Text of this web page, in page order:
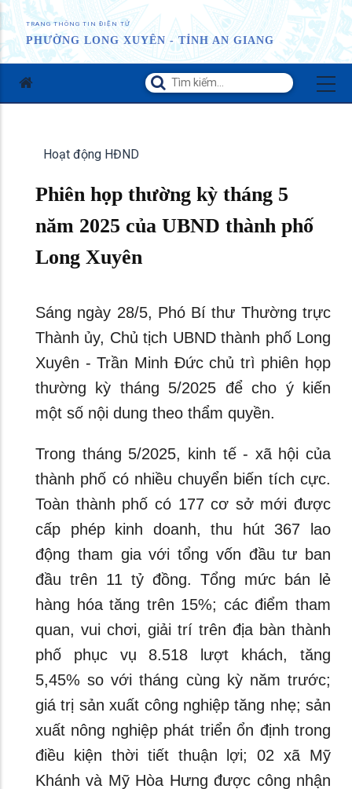
TRANG THÔNG TIN ĐIỆN TỬ
PHƯỜNG LONG XUYÊN - TỈNH AN GIANG
Hoạt động HĐND
Phiên họp thường kỳ tháng 5
năm 2025 của UBND thành phố
Long Xuyên
Sáng ngày 28/5, Phó Bí thư Thường trực
Thành ủy, Chủ tịch UBND thành phố Long
Xuyên - Trần Minh Đức chủ trì phiên họp
thường kỳ tháng 5/2025 để cho ý kiến
một số nội dung theo thẩm quyền.
Trong tháng 5/2025, kinh tế - xã hội của
thành phố có nhiều chuyển biến tích cực.
Toàn thành phố có 177 cơ sở mới được
cấp phép kinh doanh, thu hút 367 lao
động tham gia với tổng vốn đầu tư ban
đầu trên 11 tỷ đồng. Tổng mức bán lẻ
hàng hóa tăng trên 15%; các điểm tham
quan, vui chơi, giải trí trên địa bàn thành
phố phục vụ 8.518 lượt khách, tăng
5,45% so với tháng cùng kỳ năm trước;
giá trị sản xuất công nghiệp tăng nhẹ; sản
xuất nông nghiệp phát triển ổn định trong
điều kiện thời tiết thuận lợi; 02 xã Mỹ
Khánh và Mỹ Hòa Hưng được công nhận